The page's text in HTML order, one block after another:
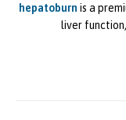
hepatoburn is a
liver